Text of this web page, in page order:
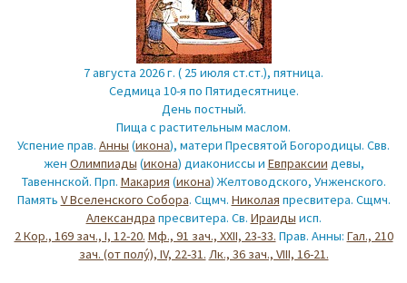
7 августа 2026 г. ( 25 июля ст.ст.), пятница.
Седмица 10-я по Пятидесятнице.
День постный.
Пища с растительным маслом.
Успение прав. Анны (икона), матери Пресвятой Богородицы. Свв.
жен Олимпиады (икона) диакониссы и Евпраксии девы,
Тавеннской. Прп. Макария (икона) Желтоводского, Унженского.
Память V Вселенского Собора. Сщмч. Николая пресвитера. Сщмч.
Александра пресвитера. Св. Ираиды исп.
2 Кор., 169 зач., I, 12-20. Мф., 91 зач., XXII, 23-33. Прав. Анны: Гал., 210
зач. (от полу́), IV, 22-31. Лк., 36 зач., VIII, 16-21.